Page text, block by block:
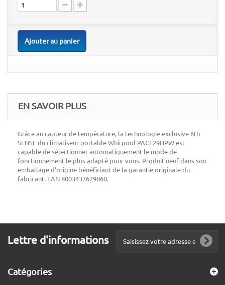
Ajouter au panier
EN SAVOIR PLUS
Grâce au capteur de température, la technologie exclusive 6th
SENSE du climatiseur portable Whirpool PACF29HPW est
capable de sélectionner automatiquement le mode de
fonctionnement le plus adapté pour vous. Produit neuf dans son
emballage d'origine bénéficiant de la garantie originale du
fabricant. EAN 8003437629860.
Lettre d'informations
Catégories